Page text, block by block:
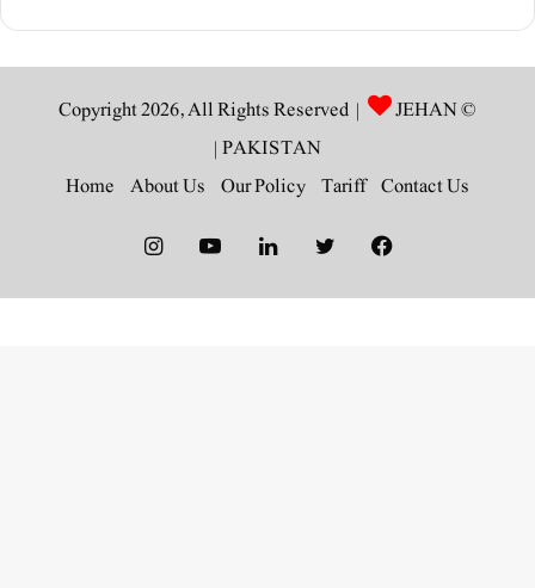
© Copyright 2026, All Rights Reserved |
JEHAN
PAKISTAN
|
Contact Us
Tariff
Our Policy
About Us
Home
Facebook
Twitter
LinkedIn
YouTube
Instagram